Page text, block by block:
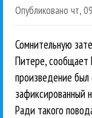
Опубликовано чт,
Сомнительную
Питере, сообщает
произведение был
зафиксированный
Ради такого